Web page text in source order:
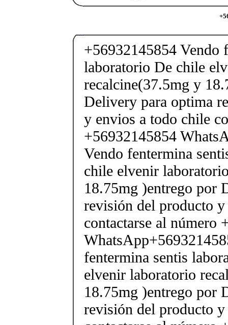
+56932145854 Vendo
laboratorio De chile
recalcine(37.5mg y
Delivery para optima
y envios a todo chile
+56932145854
Vendo fentermina
chile elvenir
18.75mg )entrego por
revisión del producto
contactarse al número
fentermina sentis
elvenir laboratorio
18.75mg )entrego por
revisión del producto